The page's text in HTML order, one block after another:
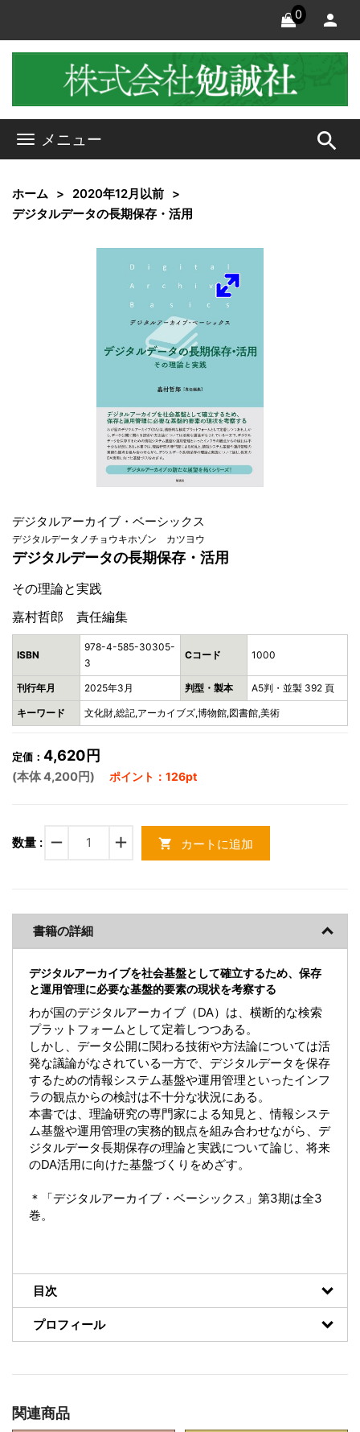
0
メニュー search
ホーム
2020年12月以前
デジタルデータの長期保存・活用
デジタルアーカイブ・ベーシックス
デジタルデータノチョウキホゾン カツヨウ
デジタルデータの長期保存・活用
その理論と実践
嘉村哲郎 責任編集
ISBN
978-4-585-30305-
3
Cコード 1000
刊行年月 2025年3月 判型・製本 A5判・並製 392 頁
キーワード 文化財,総記,アーカイブズ,博物館,図書館,美術
定価： 4,620円
(本体 4,200円) ポイント：126pt
数量 : remove add shopping_cart カートに追加
書籍の詳細
デジタルアーカイブを社会基盤として確立するため、保存
と運用管理に必要な基盤的要素の現状を考察する
わが国のデジタルアーカイブ（DA）は、横断的な検索
プラットフォームとして定着しつつある。
しかし、データ公開に関わる技術や方法論については活
発な議論がなされている一方で、デジタルデータを保存
するための情報システム基盤や運用管理といったインフ
ラの観点からの検討は不十分な状況にある。
本書では、理論研究の専門家による知見と、情報システ
ム基盤や運用管理の実務的観点を組み合わせながら、デ
ジタルデータ長期保存の理論と実践について論じ、将来
のDA活用に向けた基盤づくりをめざす。
＊「デジタルアーカイブ・ベーシックス」第3期は全3
巻。
目次
プロフィール
関連商品